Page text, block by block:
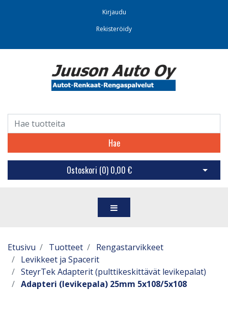
Kirjaudu
Rekisteröidy
Hae
Ostoskori (0) 0,00 € Avaa
Etusivu Tuotteet
Rengastarvikkeet
Levikkeet ja Spacerit
SteyrTek Adapterit (pulttikeskittävät levikepalat)
Adapteri (levikepala) 25mm 5x108/5x108